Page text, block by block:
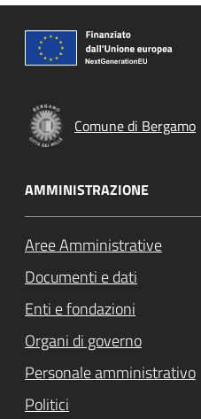
Comune di Bergamo
AMMINISTRAZIONE
Aree Amministrative
Documenti e dati
Enti e fondazioni
Organi di governo
Personale amministrativo
Politici